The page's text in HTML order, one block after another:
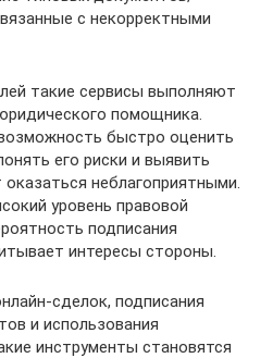
с некорректными
такие сервисы выполняют
помощника.
быстро оценить
его риски и выявить
неблагоприятными.
уровень правовой
подписания
интересы стороны.
сделок, подписания
и использования
инструменты становятся